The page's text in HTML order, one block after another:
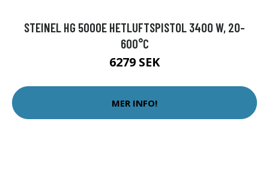
STEINEL HG 5000E HETLUFTSPISTOL 3400 W, 20-
600°C
6279 SEK
MER INFO!